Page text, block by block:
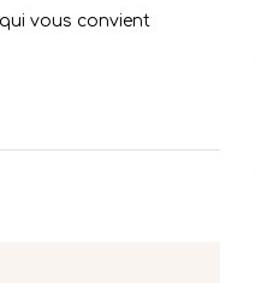
vous convient